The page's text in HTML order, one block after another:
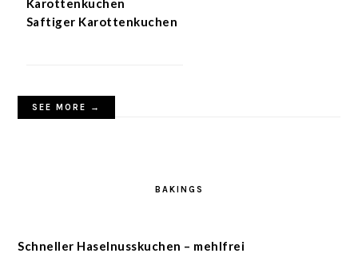
Saftiger Karottenkuchen
SEE MORE →
BAKINGS
Schneller Haselnusskuchen – mehlfrei